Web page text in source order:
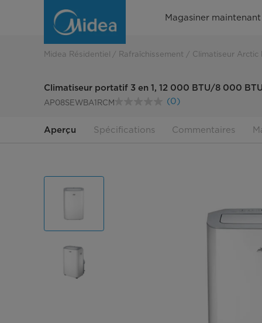
climatiseur
portatif
Magasiner maintenant
Midea Résidentiel Rafraîchissement Climatiseur Arctic
Climatiseur portatif 3 en 1, 12 000 BTU/8 000
AP08SEWBA1RCM
Aucune
pour
ce
(0)
Aperçu Spécifications Commentaires